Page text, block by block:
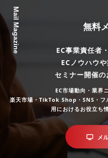
Mail Magazine 無料
EC事業責任者
ECノウハウや
セミナー開催
EC市場動向・業界
楽天市場・TikTok Shop・SNS・フ
用におけるお役立ち
メ